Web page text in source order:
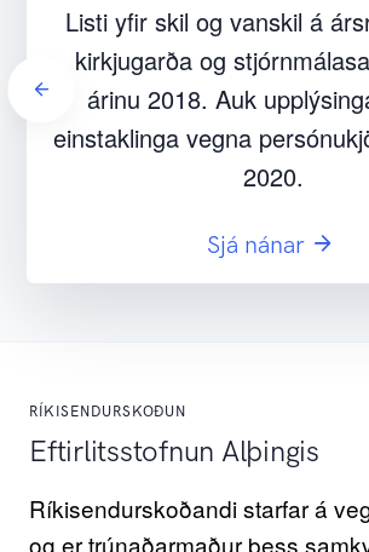
frá
um skil
frá árinu
Hér er
RÍKISENDURSKOÐUN
Eftirlitsstofnun Alþingis
Ríkisendurskoðandi starfar á
og er trúnaðarmaður þess